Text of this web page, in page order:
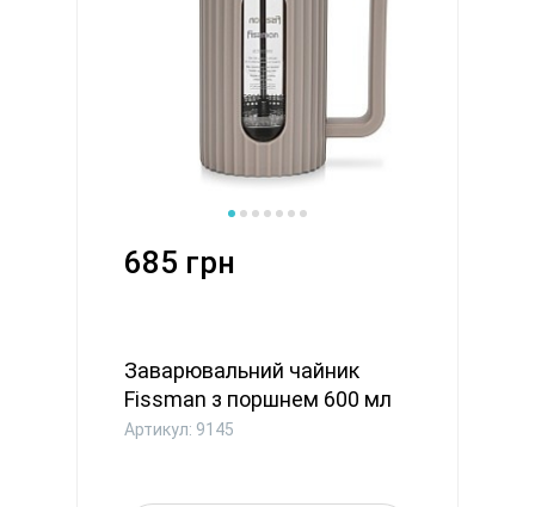
685 грн
Заварювальний чайник
Fissman з поршнем 600 мл
скля...
Артикул: 9145